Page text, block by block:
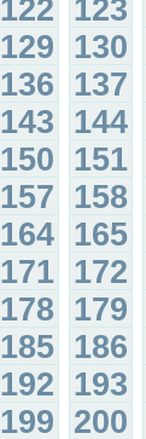
122 123
129 130
136 137
143 144
150 151
157 158
164 165
171 172
178 179
185 186
192 193
199 200